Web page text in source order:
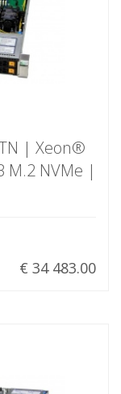
| Xeon®
M.2 NVMe |
€ 34 483.00